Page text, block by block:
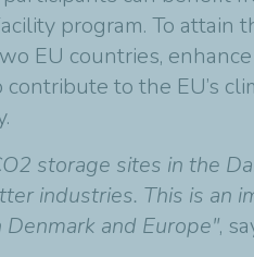
program. To attain
EU countries,
to the EU’s
storage sites in the
industries. This is an
and Europe",